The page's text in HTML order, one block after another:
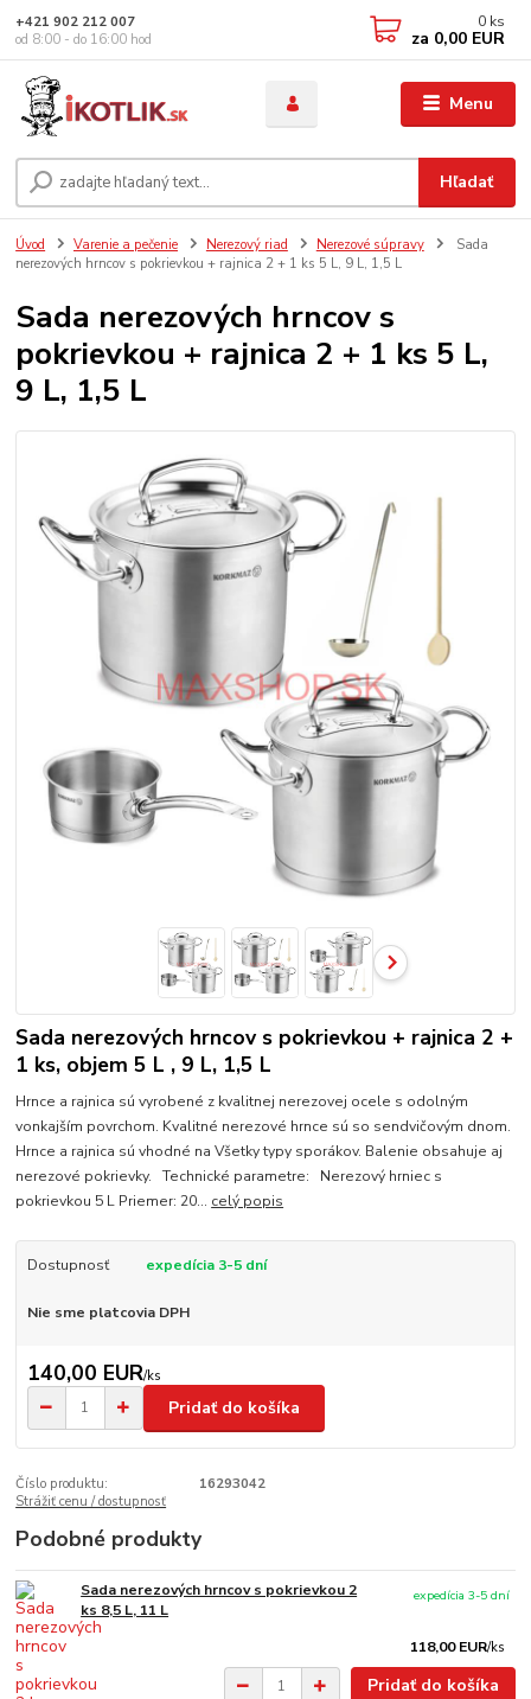
Menu
Hľadať
+421 902 212 007
od 8:00 - do 16:00 hod
0 ks
za 0,00 EUR
Úvod Varenie a pečenie Nerezový riad Nerezové súpravy
Sada
nerezových hrncov s pokrievkou + rajnica 2 + 1 ks 5 L, 9 L, 1,5 L
Sada nerezových hrncov s
pokrievkou + rajnica 2 + 1 ks 5 L,
9 L, 1,5 L
Sada nerezových hrncov s pokrievkou + rajnica 2 +
1 ks, objem 5 L , 9 L, 1,5 L
Hrnce a rajnica sú vyrobené z kvalitnej nerezovej ocele s odolným
vonkajším povrchom. Kvalitné nerezové hrnce sú so sendvičovým dnom.
Hrnce a rajnica sú vhodné na Všetky typy sporákov. Balenie obsahuje aj
nerezové pokrievky. Technické parametre: Nerezový hrniec s
pokrievkou 5 L Priemer: 20... celý popis
Dostupnosť expedícia 3-5 dní
Nie sme platcovia DPH
140,00 EUR/ks
Pridať do košíka
Číslo produktu:
16293042
Strážiť cenu / dostupnosť
Podobné produkty
Sada nerezových hrncov s pokrievkou 2
ks 8,5 L, 11 L
118,00 EUR/ks
expedícia 3-5 dní
Pridať do košíka